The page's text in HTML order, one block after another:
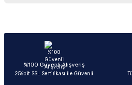
Ürün açıklamasında eksik bilgiler
Ürün bilgilerinde hatalar bulunuyor.
Ürün fiyatı diğer sitelerden daha pahalı.
%100 Güvenli Alışveriş
256bit SSL Sertifikası ile Güvenli